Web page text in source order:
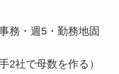
務・週5・勤務地固
2社で母数を作る）